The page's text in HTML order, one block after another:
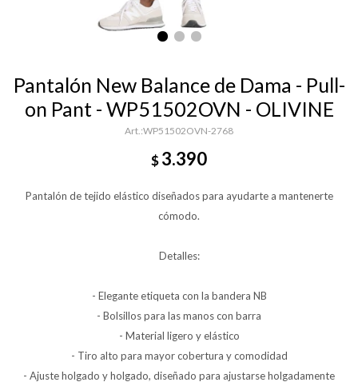
Pantalón New Balance de Dama - Pull-
on Pant - WP51502OVN - OLIVINE
WP51502OVN-2768
$3.390
Pantalón de tejido elástico diseñados para ayudarte a mantenerte
cómodo.
Detalles:
- Elegante etiqueta con la bandera NB
- Bolsillos para las manos con barra
- Material ligero y elástico
- Tiro alto para mayor cobertura y comodidad
- Ajuste holgado y holgado, diseñado para ajustarse holgadamente